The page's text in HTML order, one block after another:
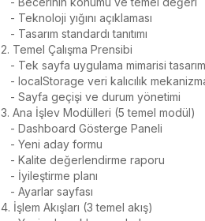
2. Temel Çalışma Prensibi
3. Ana İşlev Modülleri (5 temel modül)
4. İşlem Akışları (3 temel akış)